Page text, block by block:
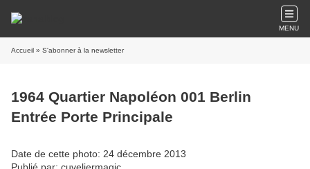
MENU
Accueil » S'abonner à la newsletter
1964 Quartier Napoléon 001 Berlin
Entrée Porte Principale
Date de cette photo: 24 décembre 2013